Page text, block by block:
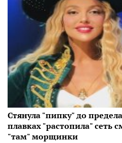
Стянула "пипку" до
плавках "растопила" сеть
"там" морщинки